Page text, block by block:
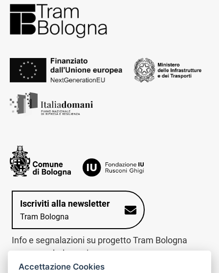
Iscriviti alla newsletter
Tram Bologna
Info e segnalazioni su progetto Tram Bologna
www.trambologna.it
Accettazione Cookies